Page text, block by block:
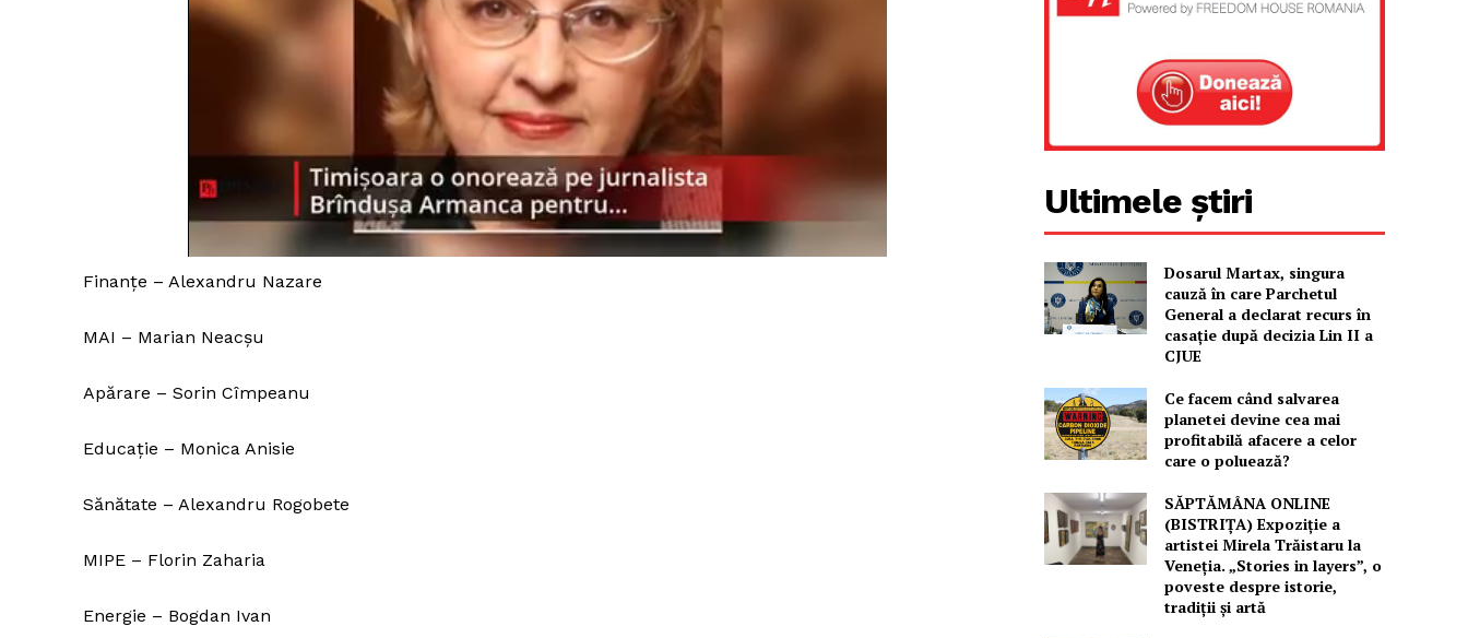
Finanțe – Alexandru Nazare
MAI – Marian Neacșu
Apărare – Sorin Cîmpeanu
Educație – Monica Anisie
Sănătate – Alexandru Rogobete
MIPE – Florin Zaharia
Energie – Bogdan Ivan
Ultimele știri
Dosarul Martax, singura
cauză în care Parchetul
General a declarat recurs în
casație după decizia Lin II a
CJUE
Ce facem când salvarea
planetei devine cea mai
profitabilă afacere a celor
care o poluează?
SĂPTĂMÂNA ONLINE
(BISTRIȚA) Expoziție a
artistei Mirela Trăistaru la
Veneția. „Stories in layers”, o
poveste despre istorie,
tradiții și artă